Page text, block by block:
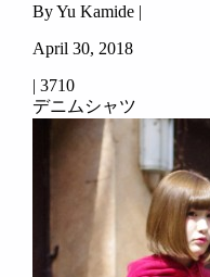
By Yu Kamide |
April 30, 2018
| 3710
デニムシャツ